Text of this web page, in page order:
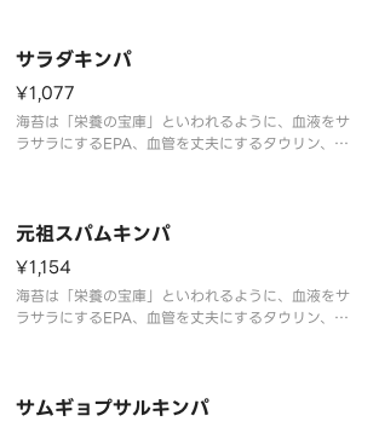
トにも強い味方！海苔を食べて
サラダキンパ
¥1,077
海苔は「栄養の宝庫」といわれるように、血液をサ
ラサラにするEPA、血管を丈夫にするタウリン、女
トにも強い味方！海苔を食べて
元祖スパムキンパ
¥1,154
海苔は「栄養の宝庫」といわれるように、血液をサ
ラサラにするEPA、血管を丈夫にするタウリン、女
トにも強い味方！海苔を食べて
サムギョプサルキンパ